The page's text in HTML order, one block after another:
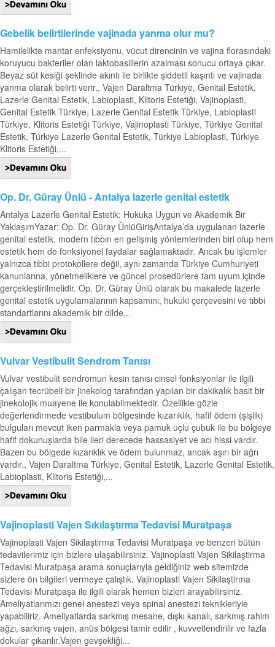
Gebelik belirtilerinde vajinada yanma olur mu?
Hamilelikte mantar enfeksiyonu, vücut direncinin ve vajina florasındaki
koruyucu bakteriler olan laktobasillerin azalması sonucu ortaya çıkar.
Beyaz süt kesiği şeklinde akıntı ile birlikte şiddetli kaşıntı ve vajinada
yanma olarak belirti verir., Vajen Daraltma Türkiye, Genital Estetik,
Lazerle Genital Estetik, Labioplasti, Klitoris Estetiği, Vajinoplasti,
Genital Estetik Türkiye, Lazerle Genital Estetik Türkiye, Labioplasti
Türkiye, Klitoris Estetiği Türkiye, Vajinoplasti Türkiye, Türkiye Genital
Estetik, Türkiye Lazerle Genital Estetik, Türkiye Labioplasti, Türkiye
Klitoris Estetiği,...
Op. Dr. Güray Ünlü - Antalya lazerle genital estetik
Antalya Lazerle Genital Estetik: Hukuka Uygun ve Akademik Bir
YaklaşımYazar: Op. Dr. Güray ÜnlüGirişAntalya’da uygulanan lazerle
genital estetik, modern tıbbın en gelişmiş yöntemlerinden biri olup hem
estetik hem de fonksiyonel faydalar sağlamaktadır. Ancak bu işlemler
yalnızca tıbbi protokollere değil, aynı zamanda Türkiye Cumhuriyeti
kanunlarına, yönetmeliklere ve güncel prosedürlere tam uyum içinde
gerçekleştirilmelidir. Op. Dr. Güray Ünlü olarak bu makalede lazerle
genital estetik uygulamalarının kapsamını, hukuki çerçevesini ve tıbbi
standartlarını akademik bir dilde...
Vulvar Vestibulit Sendrom Tanısı
Vulvar vestibulit sendromun kesin tanısı cinsel fonksiyonlar ile ilgili
çalışan tecrübeli bir jinekolog tarafından yapılan bir dakikalık basit bir
jinekolojik muayene ile konulabilmektedir. Özellikle gözle
değerlendirmede vestibulum bölgesinde kızarıklık, hafif ödem (şişlik)
bulguları mevcut iken parmakla veya pamuk uçlu çubuk ile bu bölgeye
hafif dokunuşlarda bile ileri derecede hassasiyet ve acı hissi vardır.
Bazen bu bölgede kızarıklık ve ödem bulunmaz, ancak aşırı bir ağrı
vardır., Vajen Daraltma Türkiye, Genital Estetik, Lazerle Genital Estetik,
Labioplasti, Klitoris Estetiği,...
Vajinoplasti Vajen Sıkılaştırma Tedavisi Muratpaşa
Vajinoplasti Vajen Sikilaştirma Tedavisi Muratpaşa ve benzeri bütün
tedavilerimiz için bizlere ulaşabilirsiniz. Vajinoplasti Vajen Sikilaştirma
Tedavisi Muratpaşa arama sonuçlarıyla geldiğiniz web sitemizde
sizlere ön bilgileri vermeye çalıştık. Vajinoplasti Vajen Sikilaştirma
Tedavisi Muratpaşa ile ilgili olarak hemen bizleri arayabilirsiniz.
Ameliyatlarımızı genel anestezi veya spinal anestezi teknikleriyle
yapabiliriz. Ameliyatlarda sarkmış mesane, dışkı kanalı, sarkmış rahim
ağzı, sarkmış vajen, anüs bölgesi tamir edilir , kuvvetlendirilir ve fazla
dokular çıkarılır.Vajen gevşekliği...